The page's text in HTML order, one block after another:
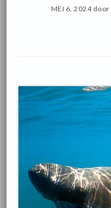
MEI 6, 2024door